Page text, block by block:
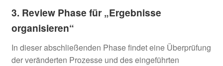
3. Review Phase für „Ergebnisse
organisieren“
In dieser abschließenden Phase findet eine Überprüfung
der veränderten Prozesse und des eingeführten